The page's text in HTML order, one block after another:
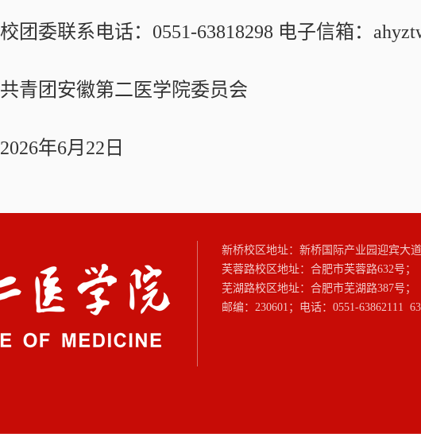
校团委联系电话：0551-63818298 电子信箱：
共青团安徽第二医学院委员会
2026年6月22日
新桥校区地址：新桥国际产业园迎宾大
芙蓉路校区地址：合肥市芙蓉路632号；
芜湖路校区地址：合肥市芜湖路387号；
邮编：230601；电话：0551-63862111